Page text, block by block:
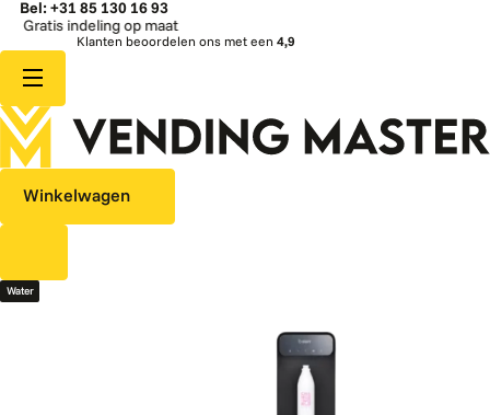
Bel: +31 85 130 16 93
indeling op maat
Klanten beoordelen ons met een 4,9
Winkelwagen
Water